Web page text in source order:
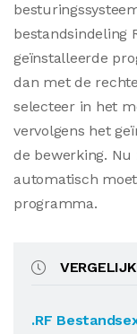
bestandsindeling
geïnstalleerde
dan met de
selecteer in het
vervolgens het
de bewerking. Nu
automatisch
programma.
.RF